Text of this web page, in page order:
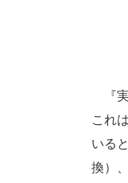
『実
これ
いる
換）